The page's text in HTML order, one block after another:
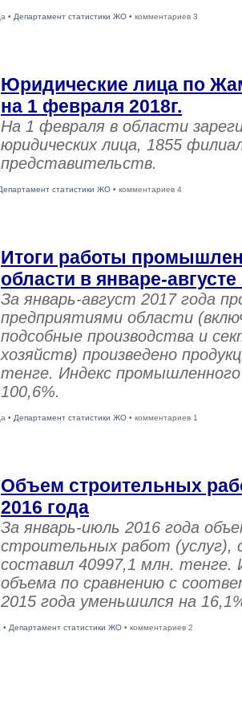
• Департамент статистики ЖО • комментариев 3
Юридические лица по
на 1 февраля 2018г.
На 1 февраля в области
юридических лица, 1855
представительств.
статистики ЖО • комментариев 4
Итоги работы
области в январе-августе
За январь-август 2017 года
предприятиями области
подсобные производства и
хозяйств) произведено
тенге. Индекс
100,6%.
• Департамент статистики ЖО • комментариев 1
Объем строительных
2016 года
За январь-июль 2016 года
строительных работ (услуг),
составил 40997,1 млн. тенге.
объема по сравнению с
2015 года уменьшился на
• Департамент статистики ЖО • комментариев 2